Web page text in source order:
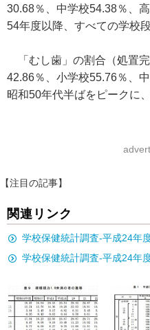
30.68％、中学校54.38％、
54年度以降、すべての学校
「むし歯」の割合（処置
42.86％、小学校55.76％、
昭和50年代半ばをピークに
【注目の記事】
関連リンク
学校保健統計調査-平成24年
学校保健統計調査-平成24年